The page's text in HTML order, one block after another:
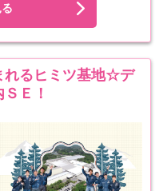
れるヒミツ基地☆デ
Ｅ！